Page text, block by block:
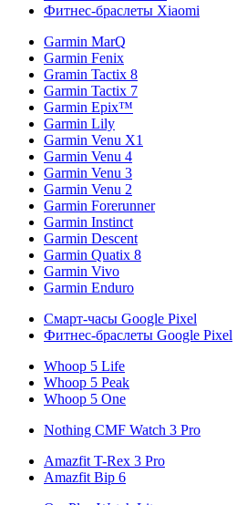
Фитнес-браслеты Xiaomi
Garmin MarQ
Garmin Fenix
Gramin Tactix 8
Garmin Tactix 7
Garmin Epix™
Garmin Lily
Garmin Venu X1
Garmin Venu 4
Garmin Venu 3
Garmin Venu 2
Garmin Forerunner
Garmin Instinct
Garmin Descent
Garmin Quatix 8
Garmin Vivo
Garmin Enduro
Смарт-часы Google Pixel
Фитнес-браслеты Google Pixel
Whoop 5 Life
Whoop 5 Peak
Whoop 5 One
Nothing CMF Watch 3 Pro
Amazfit T-Rex 3 Pro
Amazfit Bip 6